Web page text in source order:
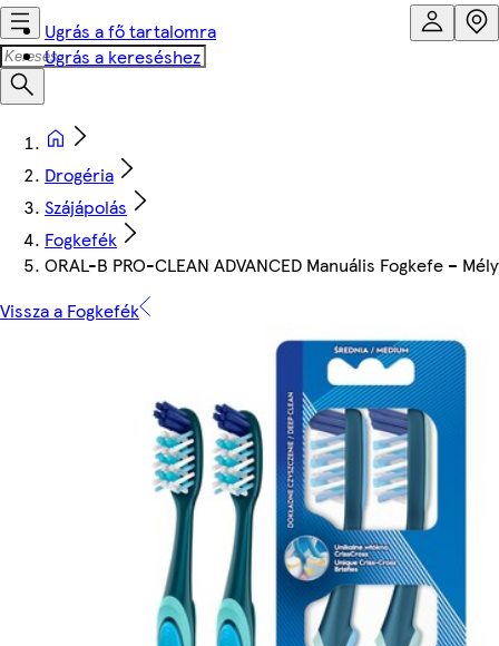
Ugrás a fő tartalomra
Ugrás a kereséshez
Drogéria
Szájápolás
Fogkefék
ORAL-B PRO-CLEAN ADVANCED Manuális Fogkefe –
Vissza a Fogkefék